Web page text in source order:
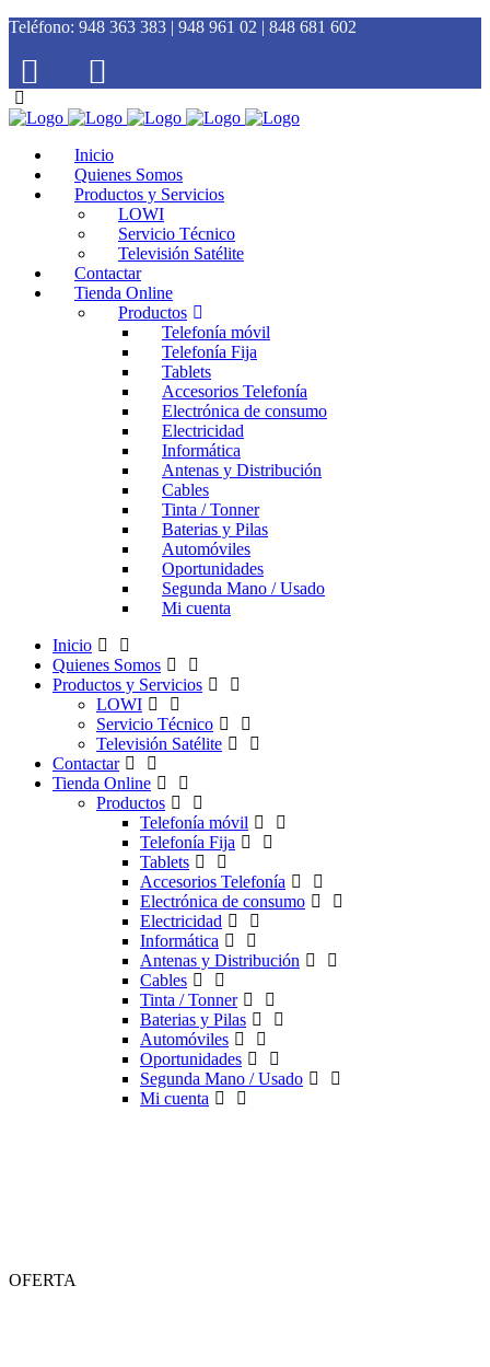
Teléfono: 948 363 383 | 948 961 02 | 848 681 602
Inicio
Quienes Somos
Productos y Servicios
LOWI
Servicio Técnico
Televisión Satélite
Contactar
Tienda Online
Productos
Telefonía móvil
Telefonía Fija
Tablets
Accesorios Telefonía
Electrónica de consumo
Electricidad
Informática
Antenas y Distribución
Cables
Tinta / Tonner
Baterias y Pilas
Automóviles
Oportunidades
Segunda Mano / Usado
Mi cuenta
Inicio
Quienes Somos
Productos y Servicios
LOWI
Servicio Técnico
Televisión Satélite
Contactar
Tienda Online
Productos
Telefonía móvil
Telefonía Fija
Tablets
Accesorios Telefonía
Electrónica de consumo
Electricidad
Informática
Antenas y Distribución
Cables
Tinta / Tonner
Baterias y Pilas
Automóviles
Oportunidades
Segunda Mano / Usado
Mi cuenta
OFERTA